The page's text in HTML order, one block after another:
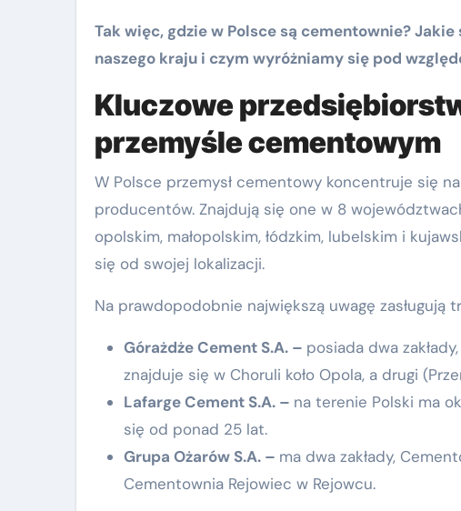
Tak więc, gdzie w Polsce są cementownie?
naszego kraju i czym wyróżniamy się pod
Kluczowe
przemyśle cementowym
W Polsce przemysł cementowy koncentruje się
producentów. Znajdują się one w 8
opolskim, małopolskim, łódzkim, lubelskim i
się od swojej lokalizacji.
Na prawdopodobnie największą uwagę zasługują
Górażdże Cement S.A. – posiada dwa
znajduje się w Choruli koło Opola, a drugi
Lafarge Cement S.A. – na terenie Polski ma
się od ponad 25 lat.
Grupa Ożarów S.A. – ma dwa zakłady,
Cementownia Rejowiec w Rejowcu.